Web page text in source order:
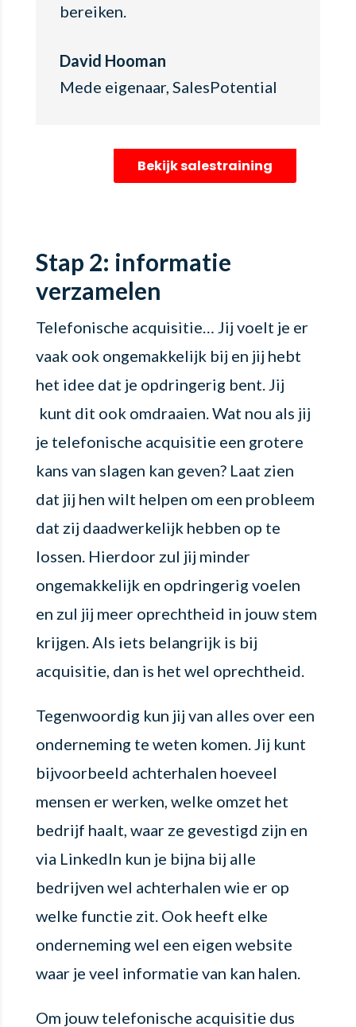
bereiken.
David Hooman
Mede eigenaar, SalesPotential
Bekijk salestraining
Stap 2: informatie
verzamelen
Telefonische acquisitie… Jij voelt je er
vaak ook ongemakkelijk bij en jij hebt
het idee dat je opdringerig bent. Jij
kunt dit ook omdraaien. Wat nou als jij
je telefonische acquisitie een grotere
kans van slagen kan geven? Laat zien
dat jij hen wilt helpen om een probleem
dat zij daadwerkelijk hebben op te
lossen. Hierdoor zul jij minder
ongemakkelijk en opdringerig voelen
en zul jij meer oprechtheid in jouw stem
krijgen. Als iets belangrijk is bij
acquisitie, dan is het wel oprechtheid.
Tegenwoordig kun jij van alles over een
onderneming te weten komen. Jij kunt
bijvoorbeeld achterhalen hoeveel
mensen er werken, welke omzet het
bedrijf haalt, waar ze gevestigd zijn en
via LinkedIn kun je bijna bij alle
bedrijven wel achterhalen wie er op
welke functie zit. Ook heeft elke
onderneming wel een eigen website
waar je veel informatie van kan halen.
Om jouw telefonische acquisitie dus